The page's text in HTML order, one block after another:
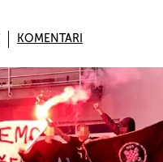
KOMENTARI